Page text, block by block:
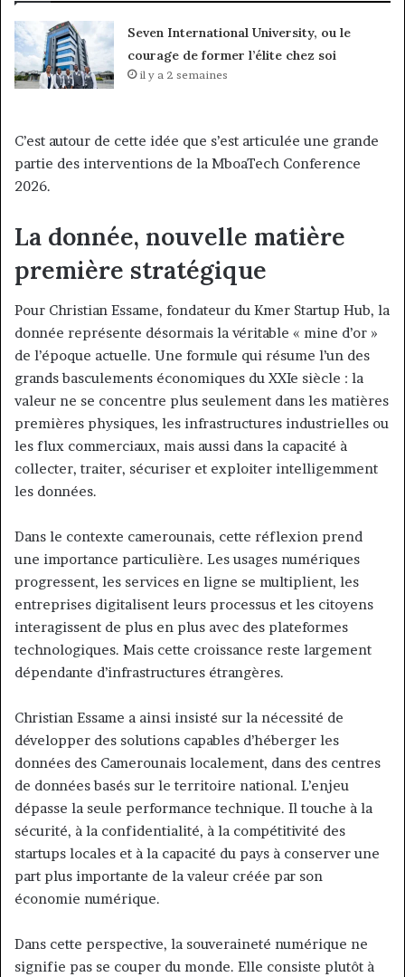
Seven International University, ou le
courage de former l’élite chez soi
il y a 2 semaines
C’est autour de cette idée que s’est articulée une grande
partie des interventions de la MboaTech Conference
2026.
La donnée, nouvelle matière
première stratégique
Pour Christian Essame, fondateur du Kmer Startup Hub, la
donnée représente désormais la véritable « mine d’or »
de l’époque actuelle. Une formule qui résume l’un des
grands basculements économiques du XXIe siècle : la
valeur ne se concentre plus seulement dans les matières
premières physiques, les infrastructures industrielles ou
les flux commerciaux, mais aussi dans la capacité à
collecter, traiter, sécuriser et exploiter intelligemment
les données.
Dans le contexte camerounais, cette réflexion prend
une importance particulière. Les usages numériques
progressent, les services en ligne se multiplient, les
entreprises digitalisent leurs processus et les citoyens
interagissent de plus en plus avec des plateformes
technologiques. Mais cette croissance reste largement
dépendante d’infrastructures étrangères.
Christian Essame a ainsi insisté sur la nécessité de
développer des solutions capables d’héberger les
données des Camerounais localement, dans des centres
de données basés sur le territoire national. L’enjeu
dépasse la seule performance technique. Il touche à la
sécurité, à la confidentialité, à la compétitivité des
startups locales et à la capacité du pays à conserver une
part plus importante de la valeur créée par son
économie numérique.
Dans cette perspective, la souveraineté numérique ne
signifie pas se couper du monde. Elle consiste plutôt à